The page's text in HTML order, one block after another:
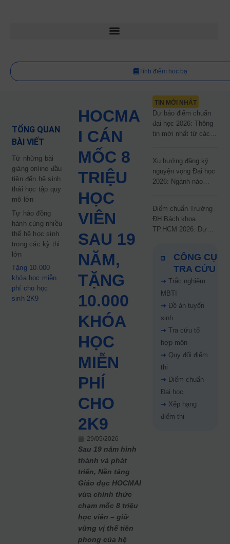
Tính điểm học bạ
TỔNG QUAN
BÀI VIẾT
Từ những bài
giảng online đầu
tiên đến hệ sinh
thái học tập quy
mô lớn
Tự hào đồng
hành cùng nhiều
thế hệ học sinh
trong các kỳ thi
lớn
Tặng 10.000
khóa học miễn
phí cho học
sinh 2K9
HOCMA
I CÁN
MỐC 8
TRIỆU
HỌC
VIÊN
SAU 19
NĂM,
TẶNG
10.000
KHÓA
HỌC
MIỄN
PHÍ
CHO
2K9
29/05/2026
Sau 19 năm hình
thành và phát
triển, Nền tảng
Giáo dục HOCMAI
vừa chính thức
chạm mốc 8 triệu
học viên – giữ
vững vị thế tiên
phong của hệ
TIN MỚI NHẤT
Dự báo điểm chuẩn
đại học 2026: Thông
tin mới nhất từ các
Xu hướng đăng ký
nguyện vọng Đại học
2026: Ngành nào
Điểm chuẩn Trường
ĐH Bách khoa
TP.HCM 2026: Dự
67%
CÔNG CỤ
TRA CỨU
➜ Trắc nghiệm
MBTI
➜ Đề án tuyển
sinh
➜ Tra cứu tổ
hợp môn
➜ Quy đổi điểm
thi
➜ Điểm chuẩn
Đại học
➜ Xếp hạng
điểm thi